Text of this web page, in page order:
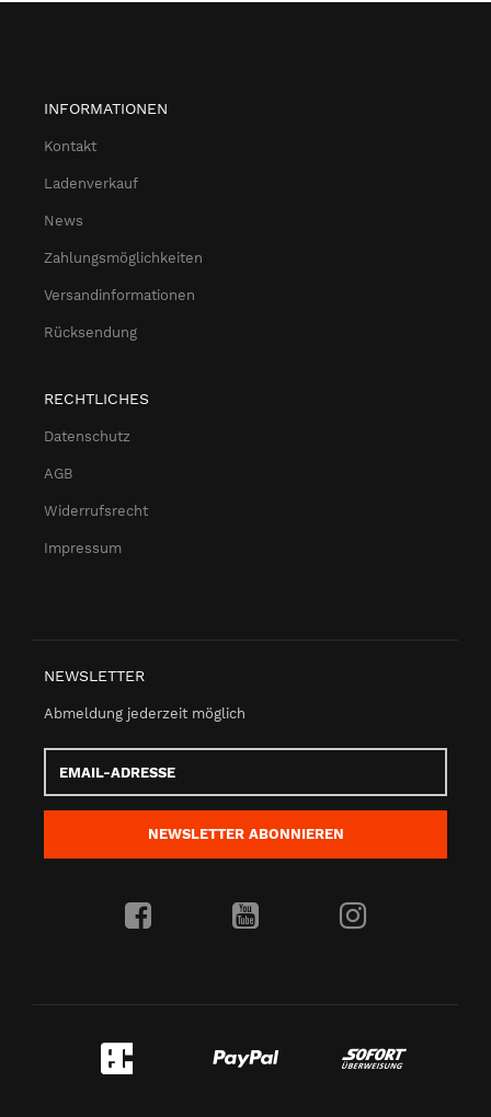
INFORMATIONEN
Kontakt
Ladenverkauf
News
Zahlungsmöglichkeiten
Versandinformationen
Rücksendung
RECHTLICHES
Datenschutz
AGB
Widerrufsrecht
Impressum
NEWSLETTER
Abmeldung jederzeit möglich
Adresse
NEWSLETTER ABONNIEREN